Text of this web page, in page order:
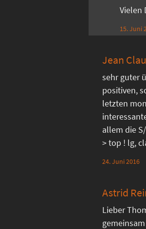
Vielen
15. Juni
Jean
sehr guter
positiven,
letzten
allem die
> top ! lg,
24. Juni 2016
Astrid
Lieber